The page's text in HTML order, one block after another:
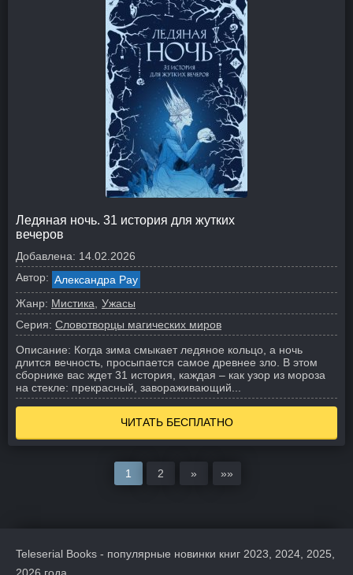
Ледяная ночь. 31 история для жутких
вечеров
Добавлена: 14.02.2026
Автор: Александра Рау
Жанр: Мистика
Ужасы
Серия: Словотворцы магических миров
Описание: Когда зима смыкает ледяное кольцо, а ночь
длится вечность, просыпается самое древнее зло. В этом
сборнике вас ждет 31 история, каждая – как узор из мороза
на стекле: прекрасный, завораживающий...
ЧИТАТЬ БЕСПЛАТНО
1 2 » »»
Teleserial Books - популярные новинки книг 2023, 2024, 2025,